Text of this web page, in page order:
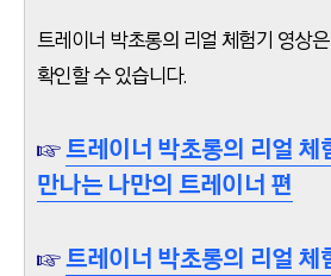
트레이너 박초롱의 리얼 체험기 영상
확인할 수 있습니다.
☞트레이너 박초롱의 리얼 체
만나는 나만의 트레이너 편
☞트레이너 박초롱의 리얼 체